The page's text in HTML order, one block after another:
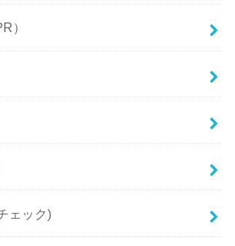
）
ェック)